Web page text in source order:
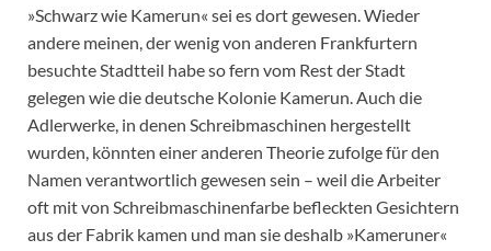
»Schwarz wie Kamerun« sei es dort gewesen. Wieder
andere meinen, der wenig von anderen Frankfurtern
besuchte Stadtteil habe so fern vom Rest der Stadt
gelegen wie die deutsche Kolonie Kamerun. Auch die
Adlerwerke, in denen Schreibmaschinen hergestellt
wurden, könnten einer anderen Theorie zufolge für den
Namen verantwortlich gewesen sein – weil die Arbeiter
oft mit von Schreibmaschinenfarbe befleckten Gesichtern
aus der Fabrik kamen und man sie deshalb »Kameruner«